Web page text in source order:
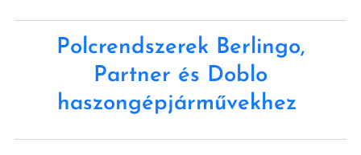
Polcrendszerek Berlingo,
Partner és Doblo
haszongépjárművekhez